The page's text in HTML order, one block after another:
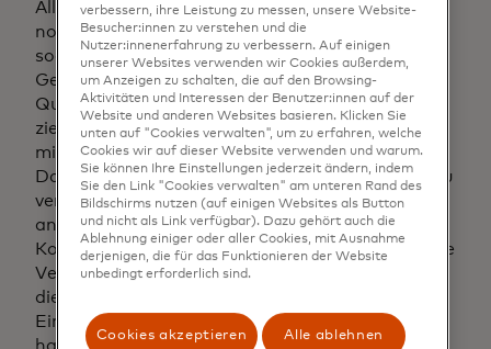
Allerdings ist das Verfahren zur Ernennung
nominierter Vertreter (das in manchen Fällen
sogar Papierformulare umfassen kann) für viele
Geschäftsanwender eine weithin anerkannte
Quelle von Reibungen. Der Entwurf der Regeln
zielt darauf ab, einige dieser Reibungen zu
mildern, indem eine neue Anforderung für
Dateninhaber besteht, ihre aktuellen Prozesse zu
vereinfachen und einen Online-Prozess
anzubieten, der es bestehenden
Kontoadministratoren ermöglicht, als nominierte
Vertreter ernannt zu werden. Die Digitalisierung
dieses Teils der Reise wird einen bedeutenden
Einfluss auf die Geschäftskonversionsraten
verbessern, ihre Leistung zu messen, unsere Website-
Besucher:innen zu verstehen und die
Nutzer:innenerfahrung zu verbessern. Auf einigen
unserer Websites verwenden wir Cookies außerdem,
um Anzeigen zu schalten, die auf den Browsing-
Aktivitäten und Interessen der Benutzer:innen auf der
Website und anderen Websites basieren. Klicken Sie
unten auf "Cookies verwalten", um zu erfahren, welche
Cookies wir auf dieser Website verwenden und warum.
Sie können Ihre Einstellungen jederzeit ändern, indem
Sie den Link "Cookies verwalten" am unteren Rand des
Bildschirms nutzen (auf einigen Websites als Button
und nicht als Link verfügbar). Dazu gehört auch die
Ablehnung einiger oder aller Cookies, mit Ausnahme
derjenigen, die für das Funktionieren der Website
unbedingt erforderlich sind.
Cookies akzeptieren Alle ablehnen